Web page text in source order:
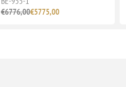
€6776,00€5775,00